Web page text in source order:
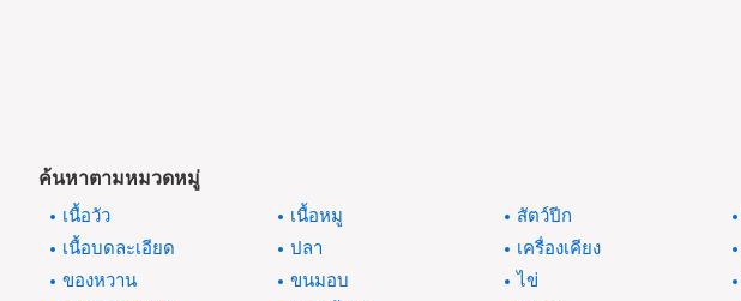
ค้นหาตามหมวดหมู่
เนื้อวัว เนื้อหมู สัตว์ปีก
เนื้อบดละเอียด
ปลา เครื่องเคียง
ของหวาน
ขนมอบ ไข่